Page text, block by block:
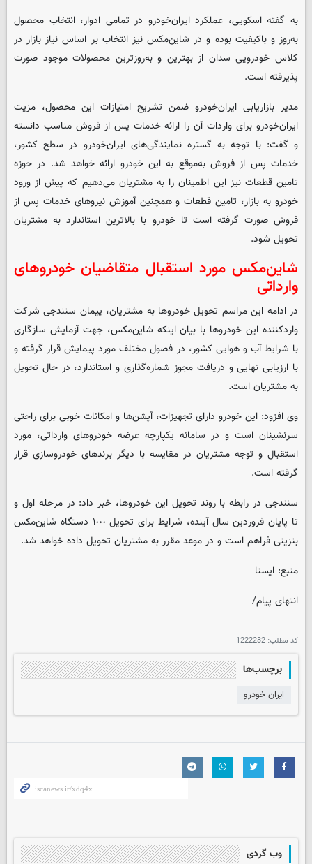
به گفته اسکویی، عملکرد ایران‌خودرو در تمامی ادوار، انتخاب محصول
به‌روز و باکیفیت بوده و در شاین‌مکس نیز انتخاب بر اساس نیاز بازار در
کلاس خودرویی سدان از بهترین و به‌روزترین محصولات موجود صورت
پذیرفته است.
مدیر بازاریابی ایران‌خودرو ضمن تشریح امتیازات این محصول، مزیت
ایران‌خودرو برای واردات آن را ارائه خدمات پس از فروش مناسب دانسته
و گفت: با توجه به گستره نمایندگی‌های ایران‌خودرو در سطح کشور،
خدمات پس از فروش به‌موقع به این خودرو ارائه خواهد شد. در حوزه
تامین قطعات نیز این اطمینان را به مشتریان می‌دهیم که پیش از ورود
خودرو به بازار، تامین قطعات و همچنین آموزش نیروهای خدمات پس از
فروش صورت گرفته است تا خودرو با بالاترین استاندارد به مشتریان
تحویل شود.
شاین‌مکس مورد استقبال متقاضیان خودروهای
وارداتی
در ادامه این مراسم تحویل خودروها به مشتریان، پیمان سنندجی شرکت
واردکننده این خودروها با بیان اینکه شاین‌مکس، جهت آزمایش سازگاری
با شرایط آب و هوایی کشور، در فصول مختلف مورد پیمایش قرار گرفته و
با ارزیابی نهایی و دریافت مجوز شماره‌گذاری و استاندارد، در حال تحویل
به مشتریان است.
وی افزود: این خودرو دارای تجهیزات، آپشن‌ها و امکانات خوبی برای راحتی
سرنشینان است و در سامانه یکپارچه عرضه خودروهای وارداتی، مورد
استقبال و توجه مشتریان در مقایسه با دیگر برندهای خودروسازی قرار
گرفته است.
سنندجی در رابطه با روند تحویل این خودروها، خبر داد: در مرحله اول و
تا پایان فروردین سال آینده، شرایط برای تحویل ١٠٠٠ دستگاه شاین‌مکس
بنزینی فراهم است و در موعد مقرر به مشتریان تحویل داده خواهد شد.
منبع: ایسنا
انتهای پیام/
کد مطلب: 1222232
برچسب‌ها
ایران خودرو
وب گردی